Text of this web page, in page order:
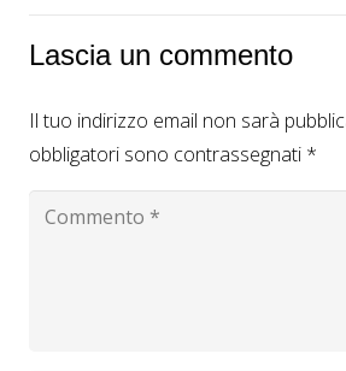
Lascia un commento
Il tuo indirizzo email non sarà
obbligatori sono contrassegnati *